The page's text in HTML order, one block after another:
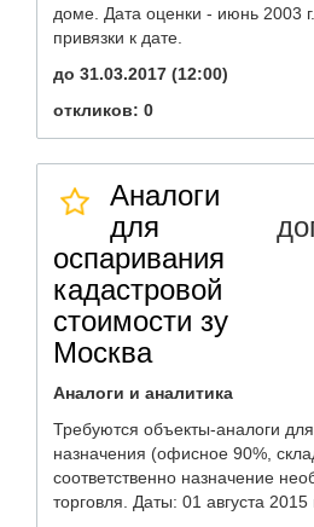
доме. Дата оценки - июнь 2003
привязки к дате.
до 31.03.2017 (12:00)
откликов: 0
Аналоги
для
оспаривания
кадастровой
стоимости зу
Москва
Аналоги и аналитика
Требуются объекты-аналоги
назначения (офисное 90%,
соответственно назначение
торговля. Даты: 01 августа 2015